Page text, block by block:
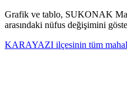
Grafik ve tablo, SUKONAK
arasındaki nüfus değişimini
KARAYAZI ilçesinin tüm